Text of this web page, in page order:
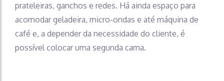
prateleiras, ganchos e redes. Há ainda espaço para
acomodar geladeira, micro-ondas e até máquina de
café e, a depender da necessidade do cliente, é
possível colocar uma segunda cama.